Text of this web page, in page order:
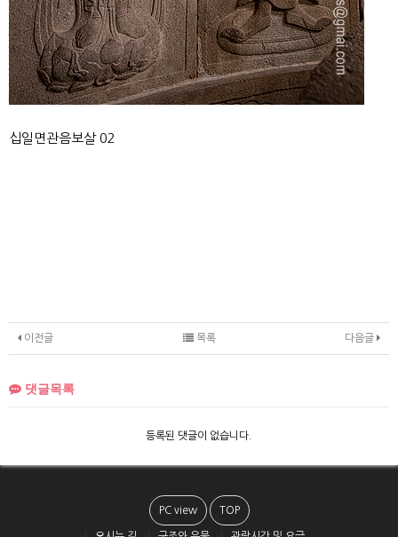
십일면관음보살 02
이전글 다음글
목록
댓글목록
등록된 댓글이 없습니다.
PC view TOP